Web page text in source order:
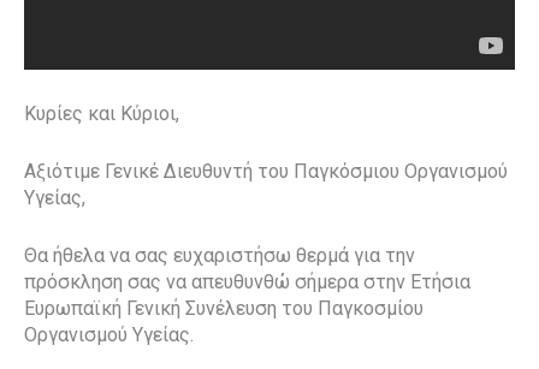
Κυρίες και Κύριοι,
Αξιότιμε Γενικέ Διευθυντή του Παγκόσμιου Οργανισμού
Υγείας,
Θα ήθελα να σας ευχαριστήσω θερμά για την
πρόσκληση σας να απευθυνθώ σήμερα στην Ετήσια
Ευρωπαϊκή Γενική Συνέλευση του Παγκοσμίου
Οργανισμού Υγείας.